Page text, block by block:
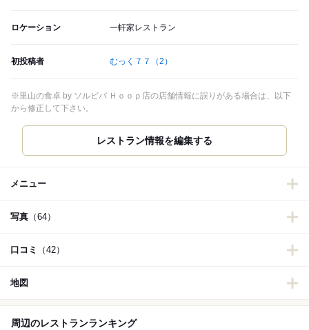
ロケーション 一軒家レストラン
初投稿者 むっく７７ （2）
※里山の食卓 by ソルビバ Ｈｏｏｐ店の店舗情報に誤りがある場合は、以下
から修正して下さい。
レストラン情報を編集する
メニュー
写真 （64）
口コミ （42）
地図
周辺のレストランランキング